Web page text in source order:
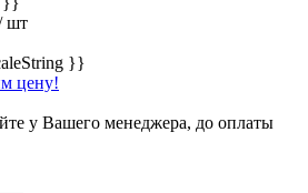
шт
}}
цену!
у Вашего менеджера, до оплаты